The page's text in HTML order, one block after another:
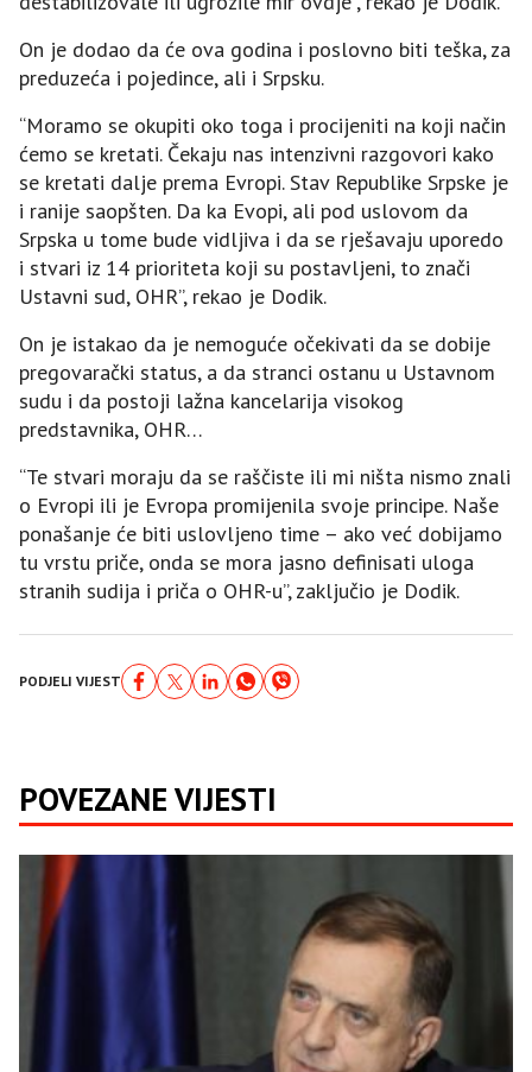
On je dodao da će ova godina i poslovno biti teška, za
preduzeća i pojedince, ali i Srpsku.
“Moramo se okupiti oko toga i procijeniti na koji način
ćemo se kretati. Čekaju nas intenzivni razgovori kako
se kretati dalje prema Evropi. Stav Republike Srpske je
i ranije saopšten. Da ka Evopi, ali pod uslovom da
Srpska u tome bude vidljiva i da se rješavaju uporedo
i stvari iz 14 prioriteta koji su postavljeni, to znači
Ustavni sud, OHR”, rekao je Dodik.
On je istakao da je nemoguće očekivati da se dobije
pregovarački status, a da stranci ostanu u Ustavnom
sudu i da postoji lažna kancelarija visokog
predstavnika, OHR…
“Te stvari moraju da se raščiste ili mi ništa nismo znali
o Evropi ili je Evropa promijenila svoje principe. Naše
ponašanje će biti uslovljeno time – ako već dobijamo
tu vrstu priče, onda se mora jasno definisati uloga
stranih sudija i priča o OHR-u”, zaključio je Dodik.
PODJELI VIJEST
POVEZANE VIJESTI